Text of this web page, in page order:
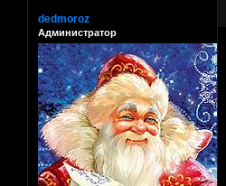
dedmoroz
Администратор